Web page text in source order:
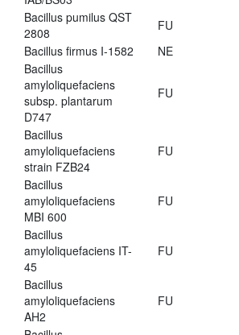
Bacillus pumilus QST
2808
FU
Bacillus firmus I-1582
NE
Bacillus
amyloliquefaciens
subsp. plantarum
D747
FU
Bacillus
amyloliquefaciens
strain FZB24
FU
Bacillus
amyloliquefaciens
MBI 600
FU
Bacillus
amyloliquefaciens IT-
45
FU
Bacillus
amyloliquefaciens
AH2
FU